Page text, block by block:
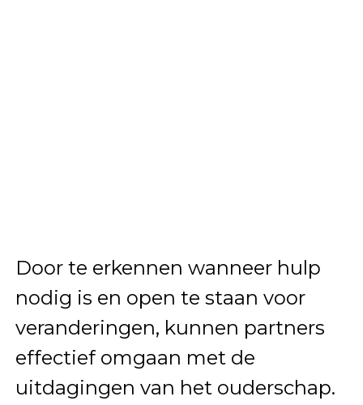
Door te erkennen wanneer hulp
nodig is en open te staan voor
veranderingen, kunnen partners
effectief omgaan met de
uitdagingen van het ouderschap.